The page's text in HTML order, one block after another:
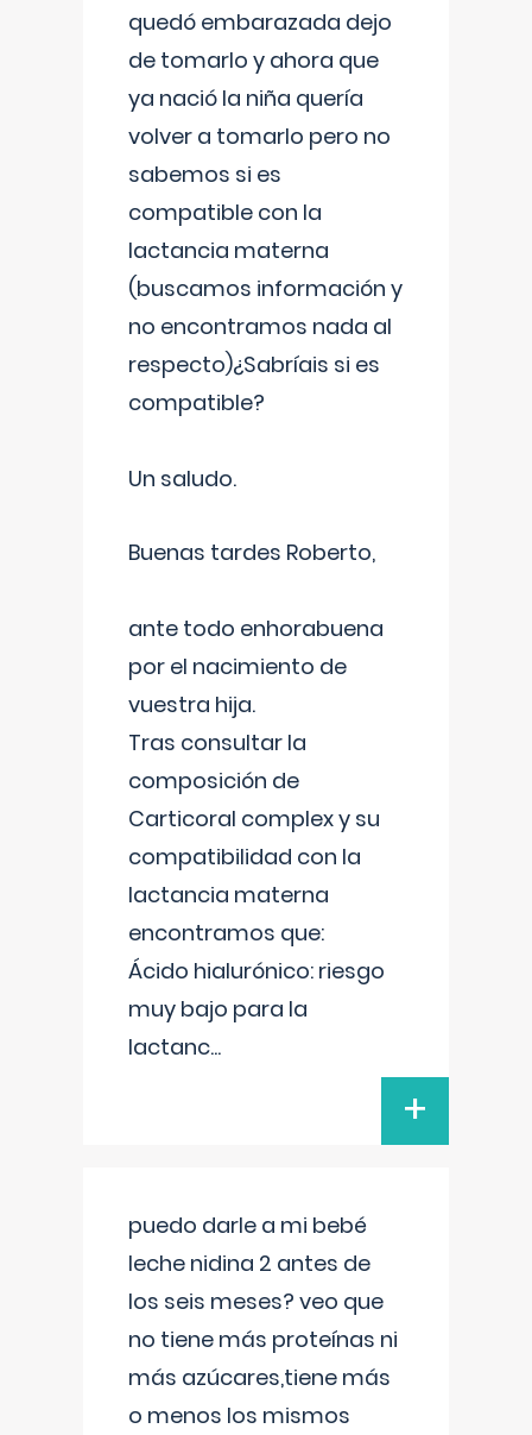
quedó embarazada dejo
de tomarlo y ahora que
ya nació la niña quería
volver a tomarlo pero no
sabemos si es
compatible con la
lactancia materna
(buscamos información y
no encontramos nada al
respecto)¿Sabríais si es
compatible?
Un saludo.
Buenas tardes Roberto,
ante todo enhorabuena
por el nacimiento de
vuestra hija.
Tras consultar la
composición de
Carticoral complex y su
compatibilidad con la
lactancia materna
encontramos que:
Ácido hialurónico: riesgo
muy bajo para la
lactanc...
+
puedo darle a mi bebé
leche nidina 2 antes de
los seis meses? veo que
no tiene más proteínas ni
más azúcares,tiene más
o menos los mismos